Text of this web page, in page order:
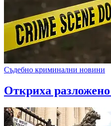
Съдебно криминални новини
Откриха